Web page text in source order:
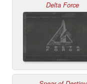
Delta Force